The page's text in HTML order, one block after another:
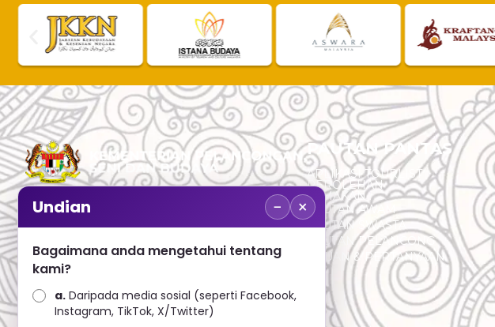
No. 2, Menara 1, Jalan P5/6, Presint 5,
+603 8000 8000
+603 8891 7100
PAUTAN PANTAS
APLIKASI TOURLIST
PEROLEHAN
SEMAKAN
PAUTAN AWAM
PAUTAN SWASTA
PAUTAN PELANCONG
ADUAN & PERTANYAAN
Undian − ×
Bagaimana anda mengetahui tentang
kami?
a. Daripada media sosial (seperti Facebook,
Instagram, TikTok, X/Twitter)